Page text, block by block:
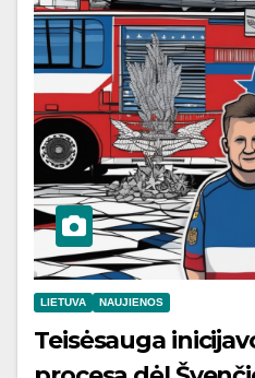
LIETUVA NAUJIENOS
Teisėsauga